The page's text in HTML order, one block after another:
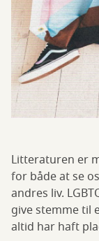
Litteraturen er
for både at se
andres liv.
give stemme til
altid har haft